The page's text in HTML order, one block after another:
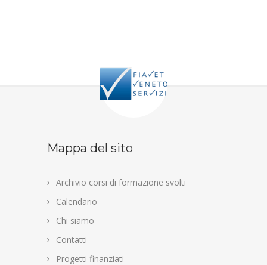
Mappa del sito
Archivio corsi di formazione svolti
Calendario
Chi siamo
Contatti
Progetti finanziati